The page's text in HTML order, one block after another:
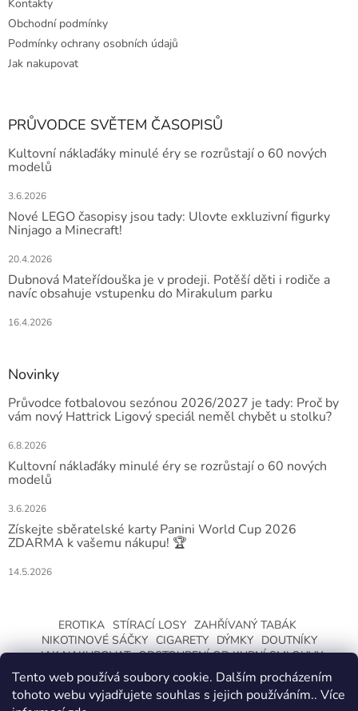
Tento web používá soubory cookie. Dalším procházením
tohoto webu vyjadřujete souhlas s jejich používáním.. Více
Kontakty
Obchodní podmínky
Podmínky ochrany osobních údajů
Jak nakupovat
PRŮVODCE SVĚTEM ČASOPISŮ
Kultovní náklaďáky minulé éry se rozrůstají o 60 nových
modelů
3.6.2026
Nové LEGO časopisy jsou tady: Ulovte exkluzivní figurky
Ninjago a Minecraft!
20.4.2026
Dubnová Mateřídouška je v prodeji. Potěší děti i rodiče a
navíc obsahuje vstupenku do Mirakulum parku
16.4.2026
Novinky
Průvodce fotbalovou sezónou 2026/2027 je tady: Proč by
vám nový Hattrick Ligový speciál neměl chybět u stolku?
6.8.2026
Kultovní náklaďáky minulé éry se rozrůstají o 60 nových
modelů
3.6.2026
Získejte sběratelské karty Panini World Cup 2026
ZDARMA k vašemu nákupu! 🏆
14.5.2026
EROTIKA STÍRACÍ LOSY ZAHŘÍVANÝ TABÁK
NIKOTINOVÉ SÁČKY CIGARETY DÝMKY
DOUTNÍKY
JAK NAKUPOVAT ODSTOUPENÍ OD KUPNÍ SMLOUVY